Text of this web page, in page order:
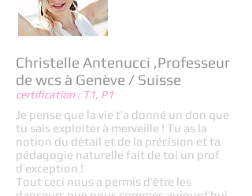
Christelle Antenucci ,Professeur
de wcs à Genève / Suisse
certification : T1, P1
Je pense que la vie t’a donné un don que
tu sais exploiter à merveille ! Tu as la
notion du détail et de la précision et ta
pédagogie naturelle fait de toi un prof
d’exception !
Tout ceci nous a permis d’être les